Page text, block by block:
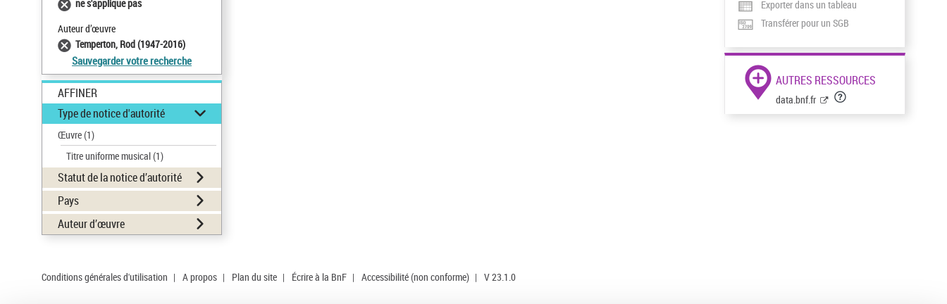
ne s'applique pas
Auteur d’œuvre
Temperton, Rod (1947-2016)
Sauvegarder votre recherche
AFFINER
Type de notice d'autorité
Œuvre(1)
Titre uniforme musical(1)
Statut de la notice d’autorité
Pays
Auteur d’œuvre
Exporter dans un tableau
Transférer pour un SGB
AUTRES RESSOURCES
data.bnf.fr
Conditions générales d'utilisation | A propos | Plan du site | Écrire à la BnF | Accessibilité (non conforme) | V 23.1.0